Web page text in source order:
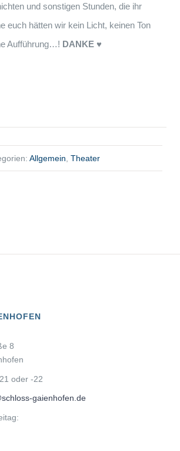
und sonstigen Stunden, die ihr
euch hätten wir kein Licht, keinen Ton
Aufführung…! DANKE♥
Allgemein Theater
8
oder -22
gaienhofen.de